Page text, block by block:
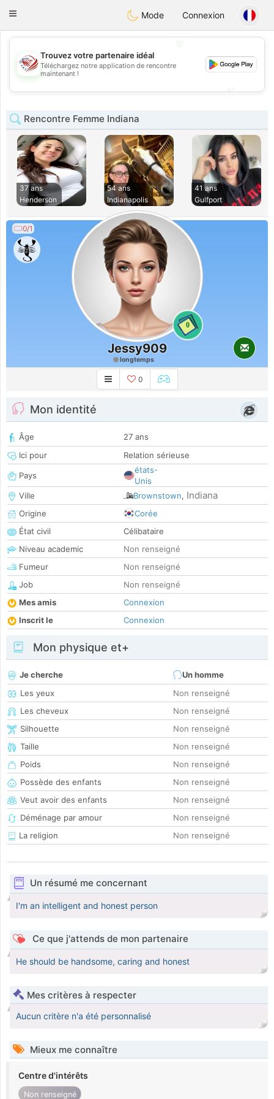
StatesDating
Toggle
Mode Connexion
💖
💕
Trouvez votre partenaire idéal
Téléchargez notre application de rencontre
maintenant !
Rencontre Femme Indiana
37 ans
Henderson
54 ans
Indianapolis
41 ans
Gulfport
0/1
0
Jessy909
longtemps
0
Mon identité
Âge
27 ans
Ici pour
Relation sérieuse
Pays
états-
Unis
Ville
Brownstown, Indiana
Origine
Corée
État civil
Célibataire
Niveau academic
Non renseigné
Fumeur
Non renseigné
Job
Non renseigné
Mes amis
Connexion
Inscrit le
Connexion
Mon physique et+
Je cherche
Un homme
Les yeux
Non renseigné
Les cheveux
Non renseigné
Silhouette
Non renseigné
Taille
Non renseigné
Poids
Non renseigné
Possède des enfants
Non renseigné
Veut avoir des enfants
Non renseigné
Déménage par amour
Non renseigné
La religion
Non renseigné
Un résumé me concernant
I'm an intelligent and honest person
Ce que j'attends de mon partenaire
He should be handsome, caring and honest
Mes critères à respecter
Aucun critère n'a été personnalisé
Mieux me connaître
Centre d'intérêts
Non renseigné